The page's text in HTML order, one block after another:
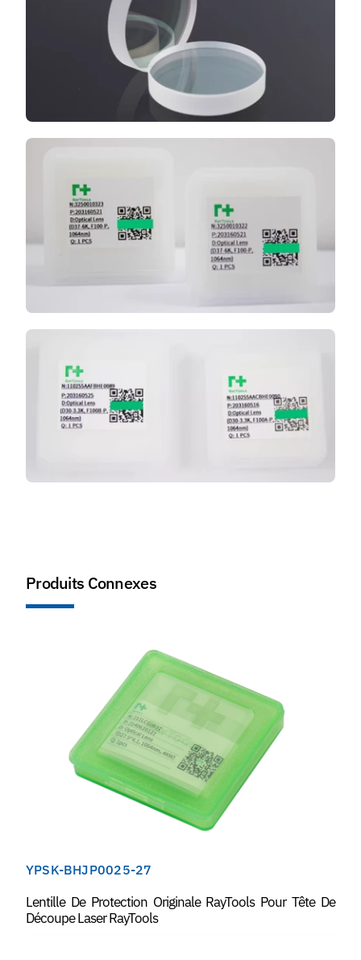
Produits Connexes
YPSK-BHJP0025-27
Lentille De Protection Originale RayTools Pour Tête De
Découpe Laser RayTools